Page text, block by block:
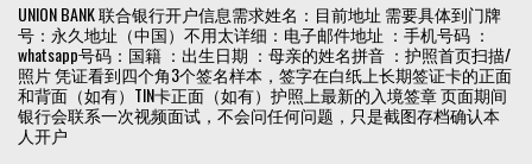
UNION BANK 联合银行开户信息需求姓名：目前地址 需要具体到门牌
号：永久地址（中国）不用太详细：电子邮件地址 ：手机号码 ：
whatsapp号码：国籍 ：出生日期 ：母亲的姓名拼音 ：护照首页扫描/
照片 凭证看到四个角3个签名样本，签字在白纸上长期签证卡的正面
和背面（如有）TIN卡正面（如有）护照上最新的入境签章 页面期间
银行会联系一次视频面试，不会问任何问题，只是截图存档确认本
人开户